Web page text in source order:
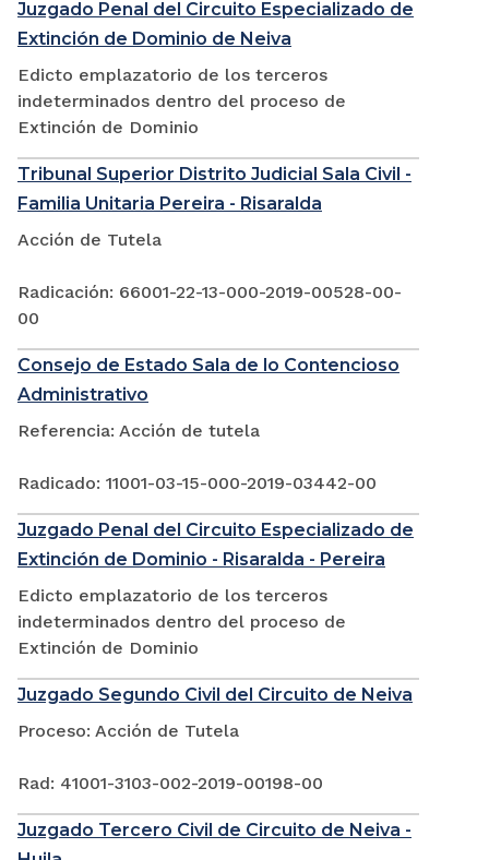
Juzgado Penal del Circuito Especializado de
Extinción de Dominio de Neiva
Edicto emplazatorio de los terceros
indeterminados dentro del proceso de
Extinción de Dominio
Tribunal Superior Distrito Judicial Sala Civil -
Familia Unitaria Pereira - Risaralda
Acción de Tutela
Radicación: 66001-22-13-000-2019-00528-00-
00
Consejo de Estado Sala de lo Contencioso
Administrativo
Referencia: Acción de tutela
Radicado: 11001-03-15-000-2019-03442-00
Juzgado Penal del Circuito Especializado de
Extinción de Dominio - Risaralda - Pereira
Edicto emplazatorio de los terceros
indeterminados dentro del proceso de
Extinción de Dominio
Juzgado Segundo Civil del Circuito de Neiva
Proceso: Acción de Tutela
Rad: 41001-3103-002-2019-00198-00
Juzgado Tercero Civil de Circuito de Neiva -